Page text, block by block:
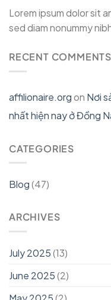
Lorem ipsum dolor sit
sed diam nonummy
RECENT COMMENTS
affilionaire.orgon Nơi
nhất hiện nay ở Đồng
CATEGORIES
Blog(47)
ARCHIVES
July 2025(13)
June 2025(2)